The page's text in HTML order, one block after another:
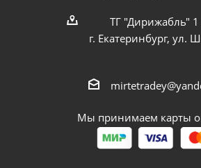
ТГ "Дирижабль" 1
г. Екатеринбург, ул.
Мы принимаем карты